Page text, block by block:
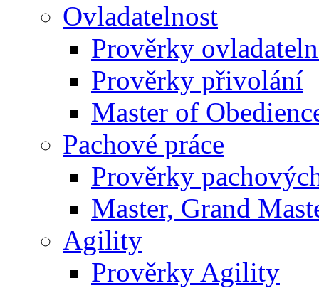
Ovladatelnost
Prověrky
Prověrky přivolání
Master of
Pachové práce
Prověrky
Master, Grand
Agility
Prověrky Agility